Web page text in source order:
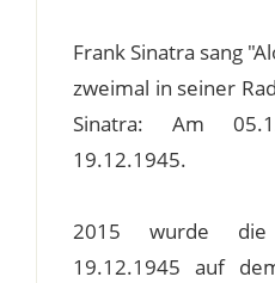
Frank Sinatra sang
zweimal in seiner
Sinatra: Am
19.12.1945.
2015 wurde die
19.12.1945 auf